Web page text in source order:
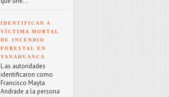
IDENTIFICAN A
VÍCTIMA MORTAL
DE INCENDIO
FORESTAL EN
YANAHUANCA
L as autoridades
identificaron como
Francisco Mayta
Andrade a la persona